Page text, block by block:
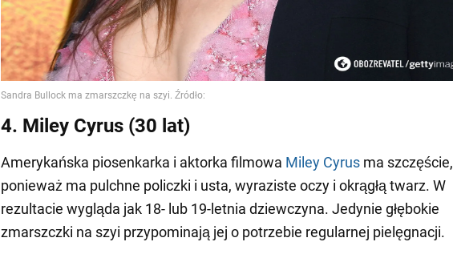
4. Miley Cyrus (30 lat)
Amerykańska piosenkarka i aktorka filmowa Miley Cyrus ma szczęście,
ponieważ ma pulchne policzki i usta, wyraziste oczy i okrągłą twarz. W
rezultacie wygląda jak 18- lub 19-letnia dziewczyna. Jedynie głębokie
zmarszczki na szyi przypominają jej o potrzebie regularnej pielęgnacji.